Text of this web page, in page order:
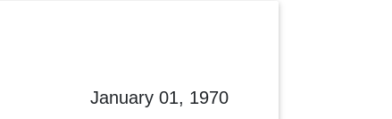
January 01, 1970